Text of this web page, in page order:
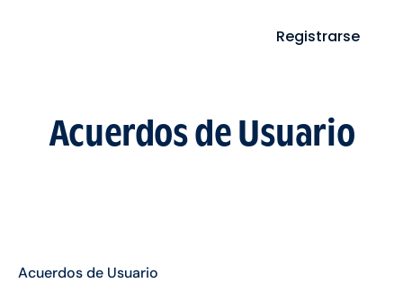
Registrarse
Acuerdos de Usuario
Acuerdos de Usuario